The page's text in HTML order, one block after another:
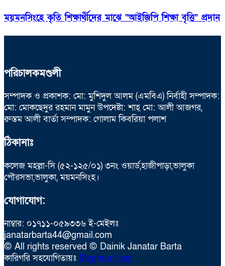
ময়মনসিংহে কৃতি শিক্ষার্থীদের মাঝে “আইজিপি শিক্ষা বৃত্তি” প্রদান
পরিচালকমণ্ডলী
সম্পাদক ও প্রকাশক: মো: মুশিদুল আলম (এমবিএ) নির্বাহী সম্পাদক:
মো: মোকছেদুর রহমান মামুন উপদেষ্টা: শাহ্ মো: আলী আজগর,
রুস্তম আলী বার্তা সম্পাদক: গোলাম কিবরিয়া পলাশ
ঠিকানাঃ
কলেজ মহল্লা-সি (৫২-১২৫/০১) ৩নং ওয়ার্ড,হাজীপাড়া,ভালুকা
পৌরসভা,ভালুকা, ময়মনসিংহ।
যোগাযোগ:
নাম্বার: ০১৭১১-০৫৯৩৩৬ ই-মেইলঃ
janatarbarta44@gmail.com
© All rights reserved © Dainik Janatar Barta
কারিগরি সহযোগিতায়ঃ Meghna Host